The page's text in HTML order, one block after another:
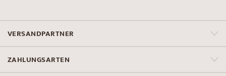
VERSANDPARTNER
ZAHLUNGSARTEN